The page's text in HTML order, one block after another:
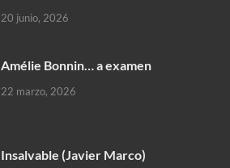
20 junio, 2026
Amélie Bonnin… a examen
22 marzo, 2026
Insalvable (Javier Marco)